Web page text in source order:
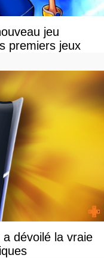
jeu
premiers jeux
dévoilé la vraie